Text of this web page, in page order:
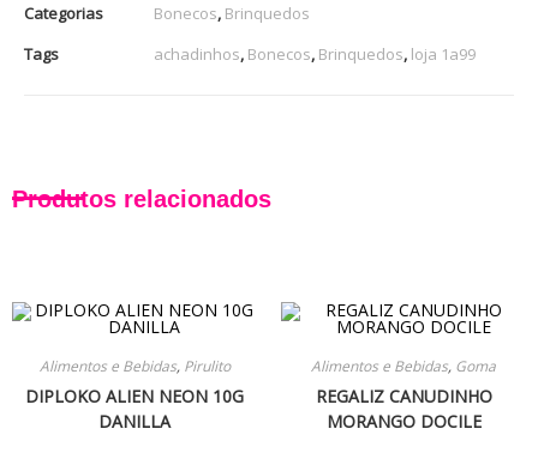
Categorias
Bonecos, Brinquedos
Tags
achadinhos, Bonecos, Brinquedos, loja 1a99
Produtos relacionados
Alimentos e Bebidas, Pirulito
DIPLOKO ALIEN NEON 10G
DANILLA
Alimentos e Bebidas, Goma
REGALIZ CANUDINHO
MORANGO DOCILE